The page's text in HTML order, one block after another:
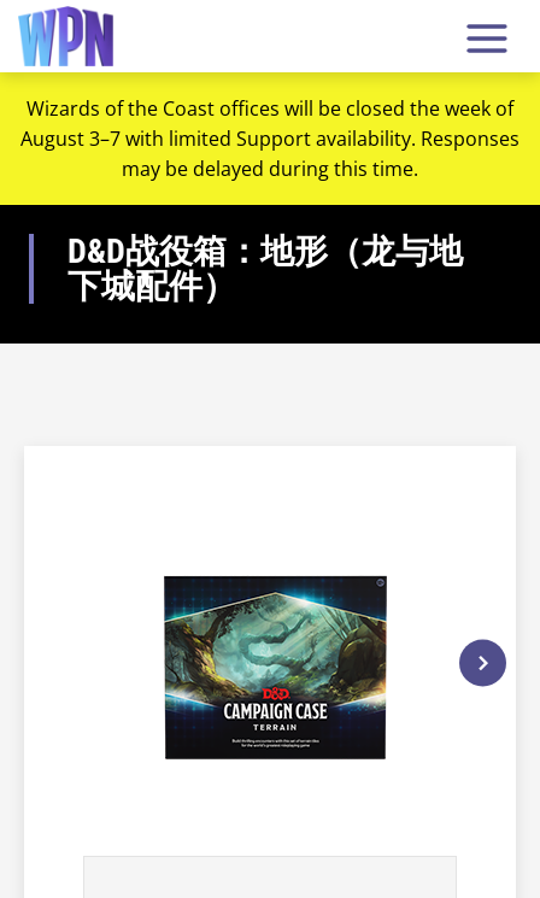
Wizards of the Coast offices will be closed the week of
August 3–7 with limited Support availability. Responses
may be delayed during this time.
D&D战役箱：地形（龙与地
下城配件）